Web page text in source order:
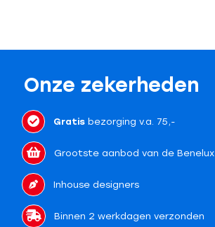
Onze zekerheden
Gratisbezorging v.a. 75,-
Grootste aanbod van de Benelux
Inhouse designers
Binnen 2 werkdagen verzonden